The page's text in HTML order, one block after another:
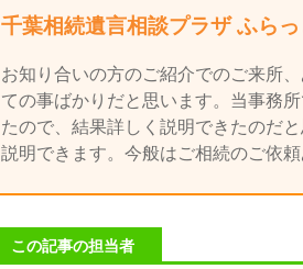
千葉相続遺言相談プラザ ふら
お知り合いの方のご紹介でのご来所
ての事ばかりだと思います。当事務
たので、結果詳しく説明できたのだ
説明できます。今般はご相続のご依
この記事の担当者